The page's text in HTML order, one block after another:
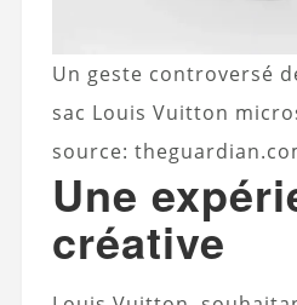
Un geste controversé
sac Louis Vuitton
source:
Une
créative